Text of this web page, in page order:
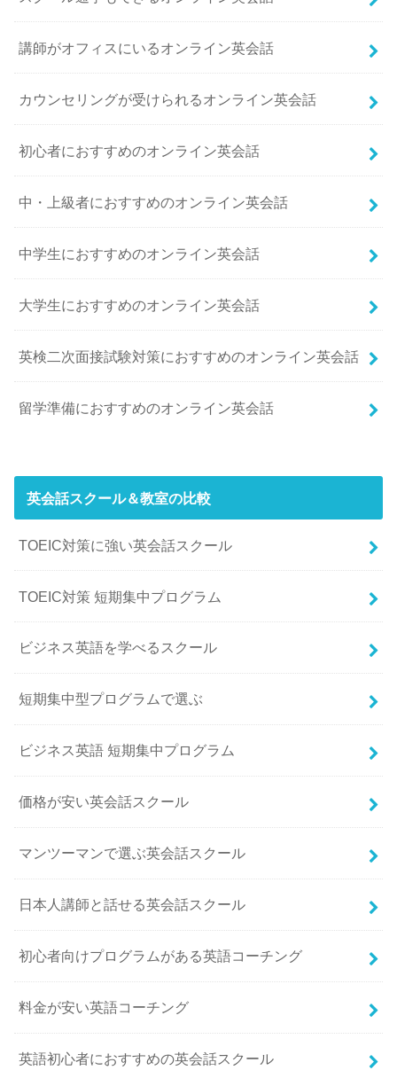
講師がオフィスにいるオンライン英会話
カウンセリングが受けられるオンライン英会話
初心者におすすめのオンライン英会話
中・上級者におすすめのオンライン英会話
中学生におすすめのオンライン英会話
大学生におすすめのオンライン英会話
英検二次面接試験対策におすすめのオンライン英会話
留学準備におすすめのオンライン英会話
英会話スクール＆教室の比較
TOEIC対策に強い英会話スクール
TOEIC対策 短期集中プログラム
ビジネス英語を学べるスクール
短期集中型プログラムで選ぶ
ビジネス英語 短期集中プログラム
価格が安い英会話スクール
マンツーマンで選ぶ英会話スクール
日本人講師と話せる英会話スクール
初心者向けプログラムがある英語コーチング
料金が安い英語コーチング
英語初心者におすすめの英会話スクール